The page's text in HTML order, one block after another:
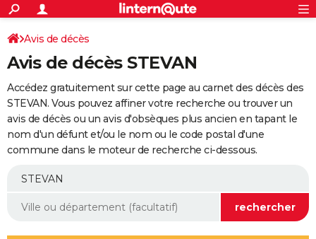
ACTUALITÉS
Politique
Société
Faits Divers
Education
Monde
Villes
+
SPORT
Coupe du monde 2026
Football
Tennis
Cyclisme
Rugby
Forum
Programme TV
TNT
Streaming
Cinéma
Sorties cinéma
Musique
+
FINANCE
Retraite
Epargne
Immobilier
Risques naturels par ville
Banque
Assurance
AUTO
Essais
Réserver un essai
Citadines
Berlines
SUV
Forum auto
+
Mobiles
Meilleur smartphone
Internet
Ordinateurs
Jeux vidéo
Guide high-tech
Aménagement intérieur
Avis de décès
Avis de décès STEVAN
Accédez gratuitement sur cette page au carnet des décès des
STEVAN. Vous pouvez affiner votre recherche ou trouver un
avis de décès ou un avis d'obsèques plus ancien en tapant le
nom d'un défunt et/ou le nom ou le code postal d'une
commune dans le moteur de recherche ci-dessous.